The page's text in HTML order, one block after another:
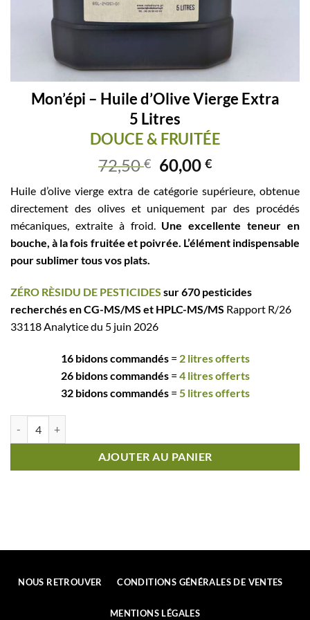
Mon’épi – Huile d’Olive Vierge Extra
5 Litres
DOUCE & FRUITÉE
72,50€ 60,00€
Huile d’olive vierge extra de catégorie supérieure, obtenue
directement des olives et uniquement par des procédés
mécaniques, extraite à froid. Une excellente teneur en
bouche, à la fois fruitée et poivrée. L’élément indispensable
pour sublimer tous vos plats.
ZÉRO RÈSIDU DE PESTICIDES sur 670 pesticides
recherchés en CG-MS/MS et HPLC-MS/MS Rapport R/26
33118 Analytice du 5 juin 2026
16 bidons commandés= 2 litres offerts
26 bidons commandés= 4 litres offerts
32 bidons commandés= 5 litres offerts
AJOUTER AU PANIER
NOUS RETROUVER CONDITIONS GÉNÉRALES DE VENTES
MENTIONS LÉGALES